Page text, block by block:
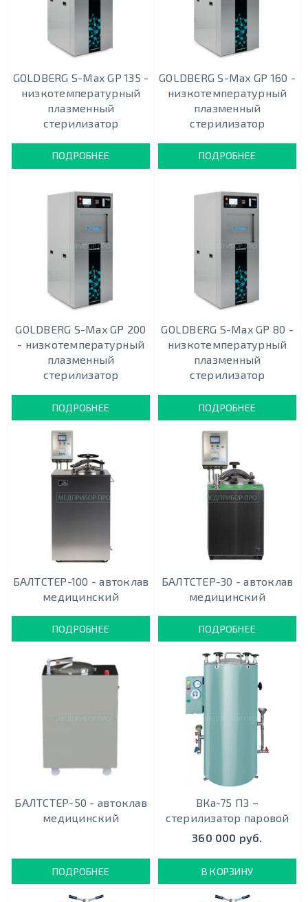
GOLDBERG S-Max GP 135 -
низкотемпературный
плазменный
стерилизатор
ПОДРОБНЕЕ
GOLDBERG S-Max GP 160 -
низкотемпературный
плазменный
стерилизатор
ПОДРОБНЕЕ
GOLDBERG S-Max GP 200
- низкотемпературный
плазменный
стерилизатор
ПОДРОБНЕЕ
GOLDBERG S-Max GP 80 -
низкотемпературный
плазменный
стерилизатор
ПОДРОБНЕЕ
БАЛТСТЕР-100 - автоклав
медицинский
ПОДРОБНЕЕ
БАЛТСТЕР-30 - автоклав
медицинский
ПОДРОБНЕЕ
БАЛТСТЕР-50 - автоклав
медицинский
ПОДРОБНЕЕ
ВКа-75 ПЗ –
стерилизатор паровой
360 000 руб.
В КОРЗИНУ